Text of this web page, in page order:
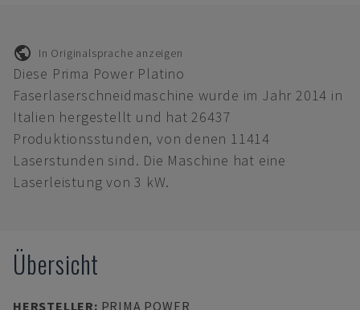
In Originalsprache anzeigen
Diese Prima Power Platino
Faserlaserschneidmaschine wurde im Jahr 2014 in
Italien hergestellt und hat 26437
Produktionsstunden, von denen 11414
Laserstunden sind. Die Maschine hat eine
Laserleistung von 3 kW.
Übersicht
HERSTELLER: PRIMA POWER